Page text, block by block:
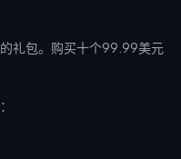
礼包。购买十个99.99美元